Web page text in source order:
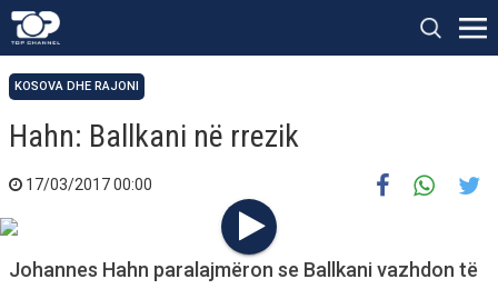
KOSOVA DHE RAJONI
Hahn: Ballkani në rrezik
17/03/2017 00:00
Johannes Hahn paralajmëron se Ballkani vazhdon të